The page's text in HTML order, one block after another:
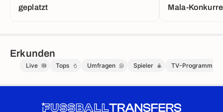
geplatzt
Mala-
Erkunden
Live Tops Umfragen Spieler TV-Programm